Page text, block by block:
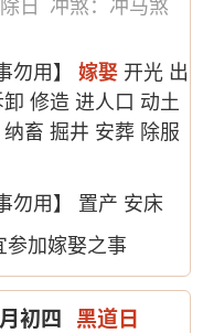
日
冲煞：冲马煞
勿用】嫁娶 开光 出
修造 进人口 动土
畜 掘井 安葬 除服
勿用】 置产 安床
参加嫁娶之事
初四 黑道日